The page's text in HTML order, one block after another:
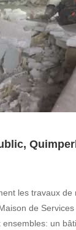
les travaux
de
un